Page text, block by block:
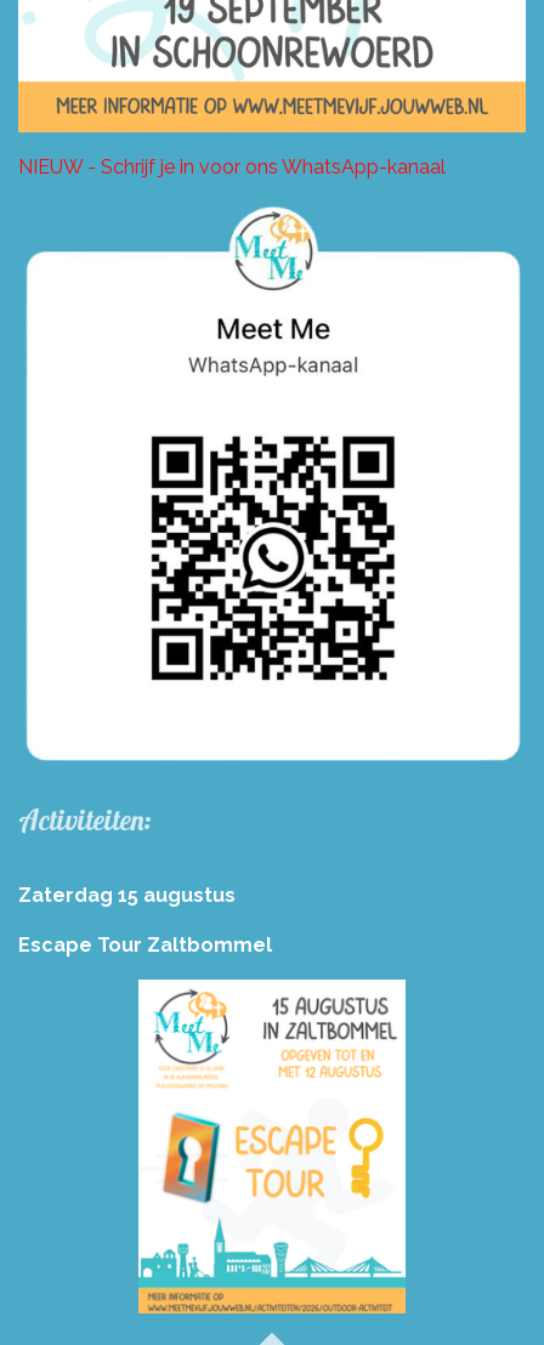
NIEUW - Schrijf je in voor ons WhatsApp-kanaal
Activiteiten:
Zaterdag 15 augustus
Escape Tour Zaltbommel